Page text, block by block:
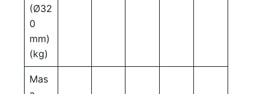
(Ø32
0
mm)
(kg)
Mas